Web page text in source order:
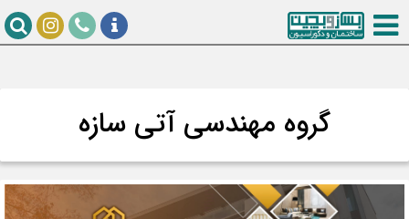
گروه مهندسی آتی سازه